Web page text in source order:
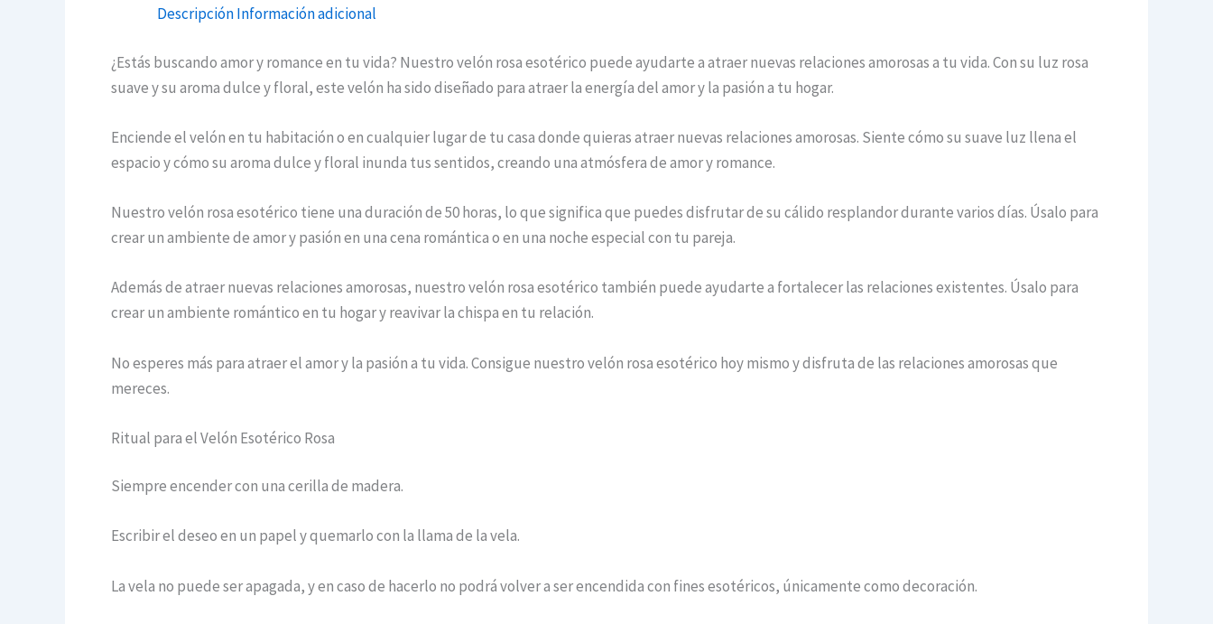
DescripciónInformación adicional
¿Estás buscando amor y romance en tu vida? Nuestro velón rosa esotérico puede ayudarte a atraer nuevas relaciones amorosas a tu vida. Con su luz rosa
suave y su aroma dulce y floral, este velón ha sido diseñado para atraer la energía del amor y la pasión a tu hogar.
Enciende el velón en tu habitación o en cualquier lugar de tu casa donde quieras atraer nuevas relaciones amorosas. Siente cómo su suave luz llena el
espacio y cómo su aroma dulce y floral inunda tus sentidos, creando una atmósfera de amor y romance.
Nuestro velón rosa esotérico tiene una duración de 50 horas, lo que significa que puedes disfrutar de su cálido resplandor durante varios días. Úsalo para
crear un ambiente de amor y pasión en una cena romántica o en una noche especial con tu pareja.
Además de atraer nuevas relaciones amorosas, nuestro velón rosa esotérico también puede ayudarte a fortalecer las relaciones existentes. Úsalo para
crear un ambiente romántico en tu hogar y reavivar la chispa en tu relación.
No esperes más para atraer el amor y la pasión a tu vida. Consigue nuestro velón rosa esotérico hoy mismo y disfruta de las relaciones amorosas que
mereces.
Ritual para el Velón Esotérico Rosa
Siempre encender con una cerilla de madera.
Escribir el deseo en un papel y quemarlo con la llama de la vela.
La vela no puede ser apagada, y en caso de hacerlo no podrá volver a ser encendida con fines esotéricos, únicamente como decoración.